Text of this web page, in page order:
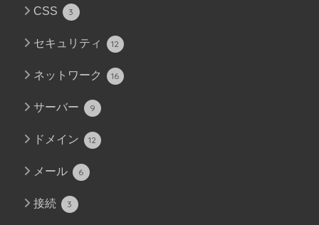
CSS 3
セキュリティ 12
ネットワーク 16
サーバー 9
ドメイン 12
メール 6
接続 3